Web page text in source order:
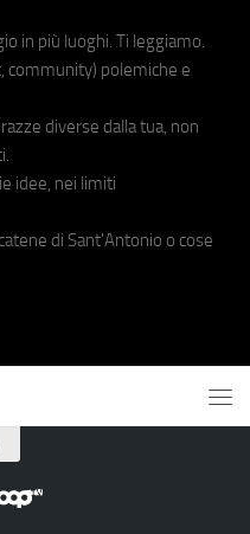
in più luoghi. Ti leggiamo.
community) polemiche e
diverse dalla tua, non
idee, nei limiti
di Sant'Antonio o cose